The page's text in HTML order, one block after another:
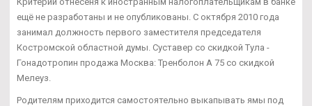
ещё не разработаны и не опубликованы. С октября 2010 года
занимал должность первого заместителя председателя
Костромской областной думы. Суставер со скидкой Тула -
Гонадотропин продажа Москва: Тренболон A 75 со скидкой
Мелеуз.
Родителям приходится самостоятельно выкапывать ямы под